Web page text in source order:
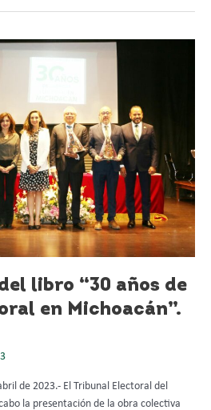
libro “30 años de
en Michoacán”.
de 2023.- El Tribunal Electoral del
la presentación de la obra colectiva